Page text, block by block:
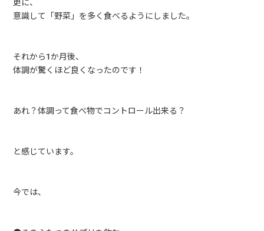
意識して「野菜」を多く食べるようにしました。
それから1か月後、
体調が驚くほど良くなったのです！
あれ？体調って食べ物でコントロール出来る？
と感じています。
今では、